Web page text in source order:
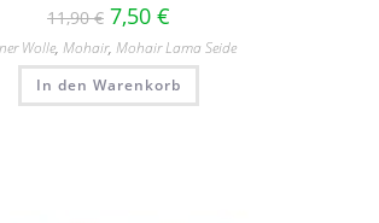
11,90€ 7,50 €
Wolle, Mohair, Mohair Lama Seide
In den Warenkorb